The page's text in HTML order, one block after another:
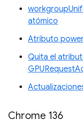
atómico
Atributo
Quita el
Chrome 136